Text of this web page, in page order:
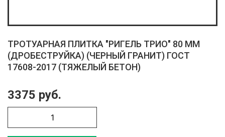
ТРОТУАРНАЯ ПЛИТКА "РИГЕЛЬ ТРИО" 80 ММ
(ДРОБЕСТРУЙКА) (ЧЕРНЫЙ ГРАНИТ) ГОСТ
17608-2017 (ТЯЖЕЛЫЙ БЕТОН)
3375 руб.